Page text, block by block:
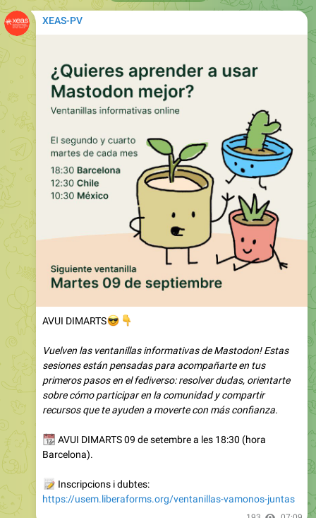
XEAS-PV
AVUI DIMARTS
😎
👇
Vuelven las ventanillas informativas de Mastodon! Estas
sesiones están pensadas para acompañarte en tus
primeros pasos en el fediverso: resolver dudas, orientarte
sobre cómo participar en la comunidad y compartir
recursos que te ayuden a moverte con más confianza.
AVUI DIMARTS 09 de setembre a les 18:30 (hora
Barcelona).
Inscripcions i dubtes:
https://usem.liberaforms.org/ventanillas-vamonos-juntas